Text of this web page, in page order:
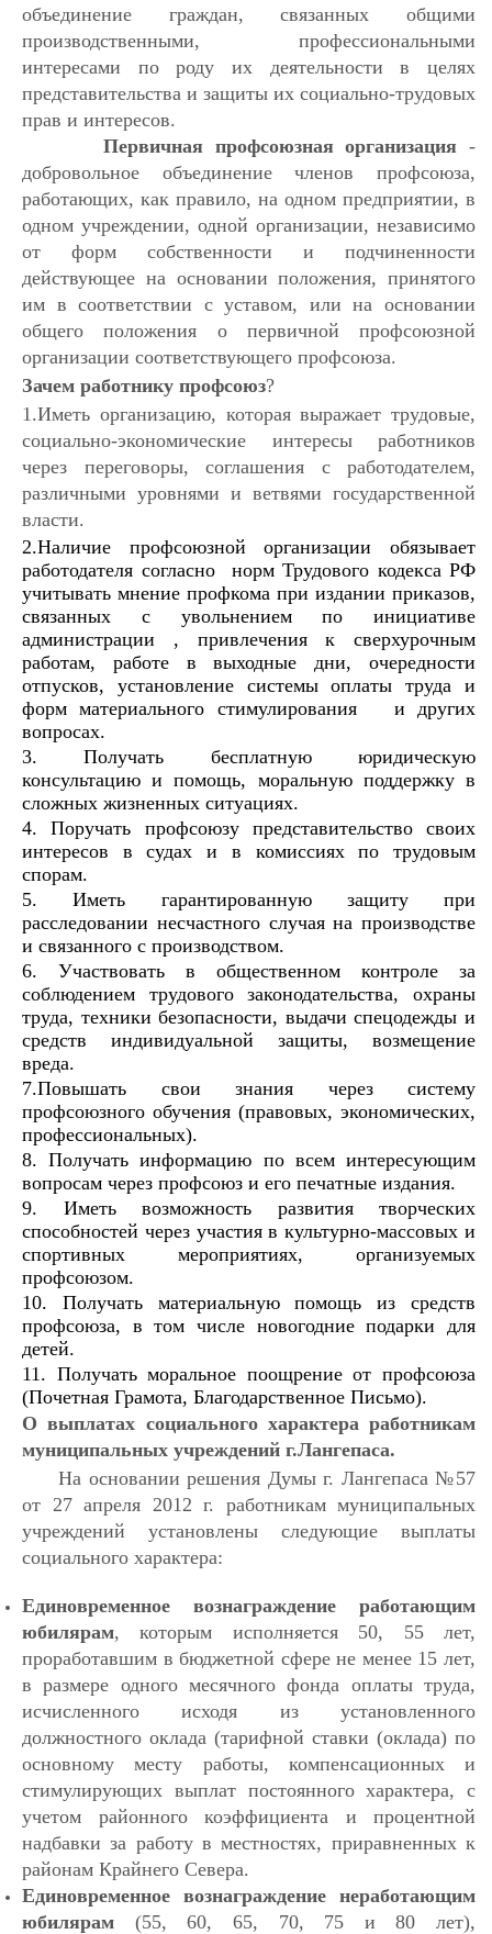
объединение граждан, связанных общими
производственными, профессиональными
интересами по роду их деятельности в целях
представительства и защиты их социально-трудовых
прав и интересов.
Первичная профсоюзная организация-
добровольное объединение членов профсоюза,
работающих, как правило, на одном предприятии, в
одном учреждении, одной организации, независимо
от форм собственности и подчиненности
действующее на основании положения, принятого
им в соответствии с уставом, или на основании
общего положения о первичной профсоюзной
организации соответствующего профсоюза.
Зачем работнику профсоюз?
1.Иметь организацию, которая выражает трудовые,
социально-экономические интересы работников
через переговоры, соглашения с работодателем,
различными уровнями и ветвями государственной
власти.
2.Наличие профсоюзной организации обязывает
работодателя согласно норм Трудового кодекса РФ
учитывать мнение профкома при издании приказов,
связанных с увольнением по инициативе
администрации , привлечения к сверхурочным
работам, работе в выходные дни, очередности
отпусков, установление системы оплаты труда и
форм материального стимулирования и других
вопросах.
3. Получать бесплатную юридическую
консультацию и помощь, моральную поддержку в
сложных жизненных ситуациях.
4. Поручать профсоюзу представительство своих
интересов в судах и в комиссиях по трудовым
спорам.
5. Иметь гарантированную защиту при
расследовании несчастного случая на производстве
и связанного с производством.
6. Участвовать в общественном контроле за
соблюдением трудового законодательства, охраны
труда, техники безопасности, выдачи спецодежды и
средств индивидуальной защиты, возмещение
вреда.
7.Повышать свои знания через систему
профсоюзного обучения (правовых, экономических,
профессиональных).
8. Получать информацию по всем интересующим
вопросам через профсоюз и его печатные издания.
9. Иметь возможность развития творческих
способностей через участия в культурно-массовых и
спортивных мероприятиях, организуемых
профсоюзом.
10. Получать материальную помощь из средств
профсоюза, в том числе новогодние подарки для
детей.
11. Получать моральное поощрение от профсоюза
(Почетная Грамота, Благодарственное Письмо).
О выплатах социального характера работникам
муниципальных учреждений г.Лангепаса.
На основании решения Думы г. Лангепаса №57
от 27 апреля 2012 г. работникам муниципальных
учреждений установлены следующие выплаты
социального характера:
Единовременное вознаграждение работающим
юбилярам, которым исполняется 50, 55 лет,
проработавшим в бюджетной сфере не менее 15 лет,
в размере одного месячного фонда оплаты труда,
исчисленного исходя из установленного
должностного оклада (тарифной ставки (оклада) по
основному месту работы, компенсационных и
стимулирующих выплат постоянного характера, с
учетом районного коэффициента и процентной
надбавки за работу в местностях, приравненных к
районам Крайнего Севера.
Единовременное вознаграждение неработающим
юбилярам (55, 60, 65, 70, 75 и 80 лет),